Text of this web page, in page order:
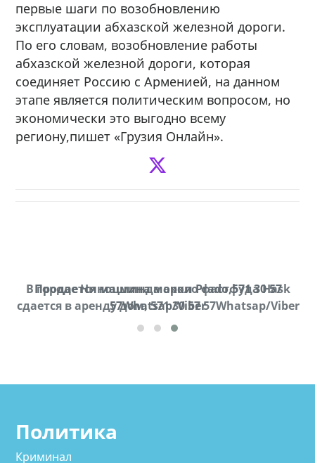
первые шаги по возобновлению
эксплуатации абхазской железной дороги.
По его словам, возобновление работы
абхазской железной дороги, которая
соединяет Россию с Арменией, на данном
этапе является политическим вопросом, но
экономически это выгодно всему
региону,пишет «Грузия Онлайн».
В городе Ниноцминда около фастфуда Hask
cдается в аренду дом, 571 30 57 57Whatsap/Viber
Продается машина марки Prado,571 30 57
57Whatsap/Viber
Политика
Криминал